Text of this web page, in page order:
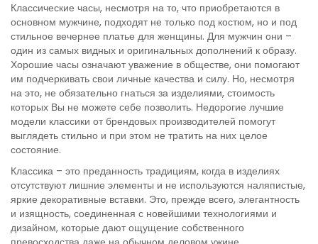
Классические часы, несмотря на то, что приобретаются в
основном мужчине, подходят не только под костюм, но и под
стильное вечернее платье для женщины. Для мужчин они –
один из самых видных и оригинальных дополнений к образу.
Хорошие часы означают уважение в обществе, они помогают
им подчеркивать свои личные качества и силу. Но, несмотря
на это, не обязательно гнаться за изделиями, стоимость
которых Вы не можете себе позволить. Недорогие лучшие
модели классики от брендовых производителей помогут
выглядеть стильно и при этом не тратить на них целое
состояние.
Классика – это преданность традициям, когда в изделиях
отсутствуют лишние элементы и не используются наляпистые,
яркие декоративные вставки. Это, прежде всего, элегантность
и изящность, соединенная с новейшими технологиями и
дизайном, которые дают ощущение собственного